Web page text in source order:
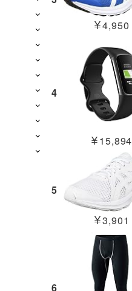
￥4,950
4
￥15,894
5
￥3,901
6